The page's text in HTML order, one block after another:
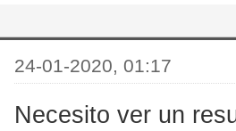
24-01-2020, 01:17
Necesito ver un